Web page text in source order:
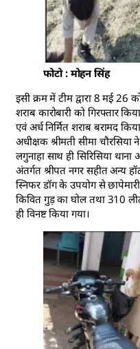
फोटो : मोहन सिंह
इसी क्रम में टीम द्वारा 8 मई 26
शराब कारोबारी को गिरफ्तार
एवं अर्ध निर्मित शराब बरामद
अधीक्षक श्रीमती सीमा चौरसिया
लगुनाहा साथ ही सिरिसिया थाना
अंतर्गत श्रीपत नगर सहीत अन्य
स्निफर डॉग के उपयोग से
किवित गुड़ का घोल तथा 310
ही विनष्ट किया गया।